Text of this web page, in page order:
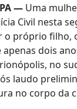
— Uma
Civil nesta
o próprio filho,
apenas dois
no
laudo
no corpo da